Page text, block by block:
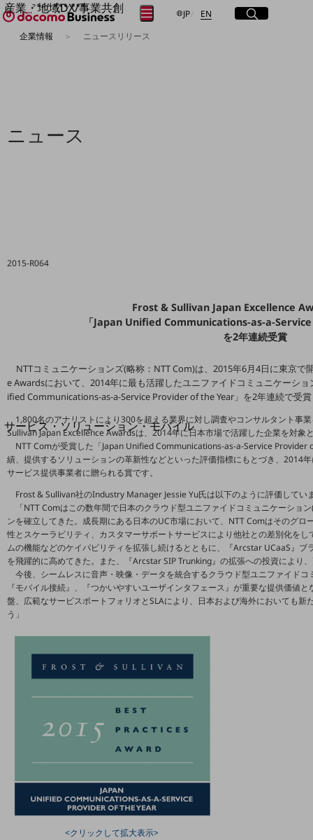
産業・地域DX/事業共創
OPEN HUB for Plural Futures
Smart World
生成AI(Generative AI)
地域社会を支える皆さまと地域課題の解決や
地域経済のさらなる活性化に取り組みます
自治体・地域社会との共創
別ウィンドウで開きます
サービス・ソリューション・モバイル
サービス・ソリューションTOP
DXに関する課題を解決する
サービス・ソリューションをご紹介
カテゴリーで探す
カテゴリーで探すTOP
ネットワーク・モバイル
クラウド・データセンター
電話・映像コミュニケーション
セキュリティ
業務支援・マーケティング
災害対策・BCP
課題・ニーズで探す
JP日本語
EN Englishサイト内検索
開く
メニュー
開く
フリーワードでNTTドコモビジネスの
企業情報 ニュースリリース
ニュース
2015-R064
Frost & Sullivan Japan Excellence
「Japan Unified Communications-as-a-
を2年連続受賞
NTTコミュニケーションズ(略称：NTT Com)は、2015年6月4日に東京で
e Awardsにおいて、2014年に最も活躍したユニファイドコミュニケーシ
ified Communications-as-a-Service Provider of the Year」を2年連続で受
1,800名のアナリストにより300を超える業界に対し調査やコンサルタント事
Sullivan Japan Excellence Awardsは、2014年に日本市場で活躍した企業を対象
NTT Comが受賞した「Japan Unified Communications-as-a-Service Provider
績、提供するソリューションの革新性などといった評価指標にもとづき、2014
サービス提供事業者に贈られる賞です。
Frost & Sullivan社のIndustry Manager Jessie Yu氏は以下のように評価してい
「NTT Comはこの数年間で日本のクラウド型ユニファイドコミュニケーショ
ンを確立してきた。成長期にある日本のUC市場において、NTT Comはそのグ
性とスケーラビリティ、カスタマーサポートサービスにより他社との差別化を
ムの機能などのケイパビリティを拡張し続けるとともに、『Arcstar UCaaS』
を飛躍的に高めてきた。また、『Arcstar SIP Trunking』の拡張への投資により
今後、シームレスに音声・映像・データを統合するクラウド型ユニファイド
『モバイル接続』、『つかいやすいユーザインタフェース』が重要な提供価値
盤、広範なサービスポートフォリオとSLAにより、日本および海外においても
う」
<クリックして拡大表示>